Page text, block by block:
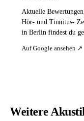
Aktuelle
Hör- und Tinnitus-
in Berlin findest du
Auf Google ansehen ↗
Weitere